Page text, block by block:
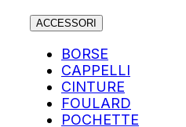
ACCESSORI
BORSE
CAPPELLI
CINTURE
FOULARD
POCHETTE